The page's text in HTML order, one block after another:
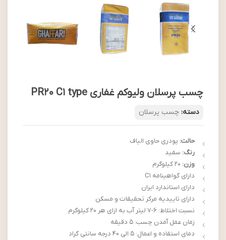
چسب پرسلان ولیوکم غفاری PR20 C1 type
دسته: چسب پرسلان
حالت: پودری حاوی الیاف
رنگ: سفید
وزن:
دارای گواهینامه C1
دارای استاندارد ایران
دارای تاییدیه مرکز تحقیقات و مسکن
نسبت اختلاط: 6-7 لیتر آب به ازای هر 20 کیلوگرم
زمان عمل آمدن چسب: 5 دقیقه
دمای استفاده و اعمال: 5 الی 40 درجه سانتی گراد